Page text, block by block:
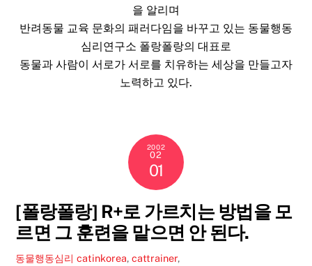
을 알리며
반려동물 교육 문화의 패러다임을 바꾸고 있는 동물행동
심리연구소 폴랑폴랑의 대표로
동물과 사람이 서로가 서로를 치유하는 세상을 만들고자
노력하고 있다.
2002
02
01
[폴랑폴랑] R+로 가르치는 방법을 모
르면 그 훈련을 맡으면 안 된다.
동물행동심리 catinkorea,cattrainer,